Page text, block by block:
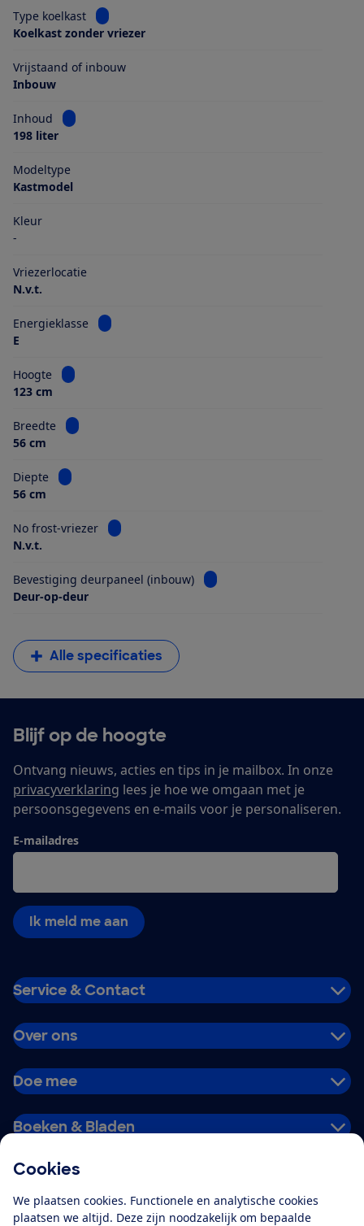
Cookies
We plaatsen cookies. Functionele en analytische cookies
plaatsen we altijd. Deze zijn noodzakelijk om bepaalde
Type koelkast
Bekijk informatie voor Type koelkast
Koelkast zonder vriezer
Vrijstaand of inbouw
Inbouw
Inhoud
Bekijk informatie voor Inhoud
198 liter
Modeltype
Kastmodel
Kleur
-
Vriezerlocatie
N.v.t.
Energieklasse
Bekijk informatie voor Energieklasse
E
Hoogte
Bekijk informatie voor Hoogte
123 cm
Breedte
Bekijk informatie voor Breedte
56 cm
Diepte
Bekijk informatie voor Diepte
56 cm
No frost-vriezer
Bekijk informatie voor No frost-vriezer
N.v.t.
Bevestiging deurpaneel (inbouw)
Bekijk informatie voor
Deur-op-deur
Alle specificaties
Blijf op de hoogte
Ontvang nieuws, acties en tips in je mailbox. In onze
privacyverklaring lees je hoe we omgaan met je
persoonsgegevens en e-mails voor je personaliseren.
E-mailadres
Ik meld me aan
Service & Contact
Over ons
Doe mee
Boeken & Bladen